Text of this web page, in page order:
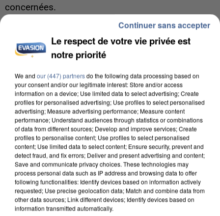
concernées.
7 août 2026
Un second cadre de la DZ Mafia interpellé en
Algérie
Le respect de votre vie privée est
notre priorité
We and our (447) partnersdo the following data processing based on
your consent and/or our legitimate interest: Store and/or access
information on a device; Use limited data to select advertising; Create
profiles for personalised advertising; Use profiles to select personalised
advertising; Measure advertising performance; Measure content
performance; Understand audiences through statistics or combinations
of data from different sources; Develop and improve services; Create
profiles to personalise content; Use profiles to select personalised
content; Use limited data to select content; Ensure security, prevent and
detect fraud, and fix errors; Deliver and present advertising and content;
Save and communicate privacy choices. These technologies may
process personal data such as IP address and browsing data to offer
following functionalities: Identify devices based on information actively
requested; Use precise geolocation data; Match and combine data from
other data sources; Link different devices; Identify devices based on
information transmitted automatically.
Continuer sans accepter